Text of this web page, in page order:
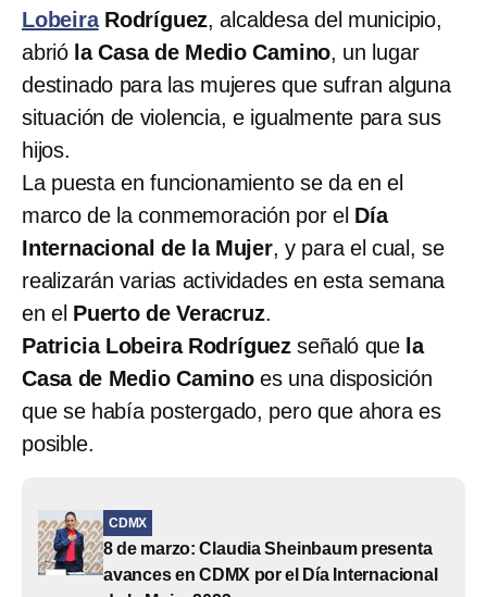
LobeiraRodríguez, alcaldesa del municipio,
abrió la Casa de Medio Camino, un lugar
destinado para las mujeres que sufran alguna
situación de violencia, e igualmente para sus
hijos.
La puesta en funcionamiento se da en el
marco de la conmemoración por el Día
Internacional de la Mujer, y para el cual, se
realizarán varias actividades en esta semana
en el Puerto de Veracruz.
Patricia Lobeira Rodríguezseñaló que la
Casa de Medio Caminoes una disposición
que se había postergado, pero que ahora es
posible.
CDMX
8 de marzo: Claudia Sheinbaum presenta
avances en CDMX por el Día Internacional